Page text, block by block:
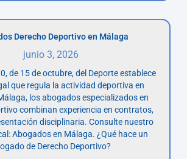
Derecho Deportivo en Málaga
junio 3, 2026
de 15 de octubre, del Deporte establece
que regula la actividad deportiva en
los abogados especializados en
combinan experiencia en contratos,
disciplinaria. Consulte nuestro
Abogados en Málaga. ¿Qué hace un
de Derecho Deportivo?